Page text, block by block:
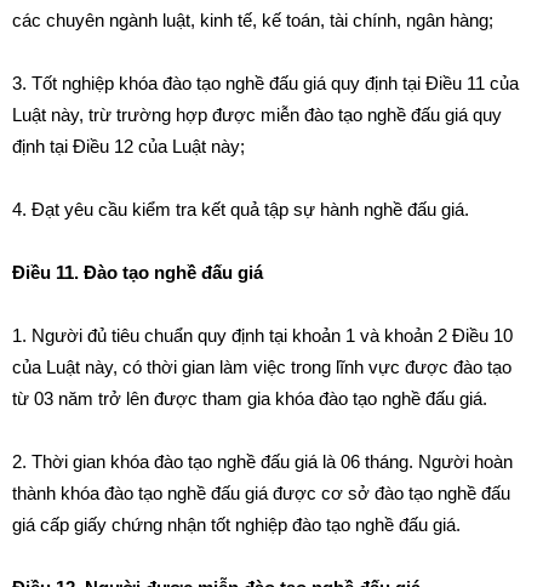
các chuyên ngành luật, kinh tế, kế toán, tài chính, ngân hàng;
3. Tốt nghiệp khóa đào tạo nghề đấu giá quy định tại Điều 11 của
Luật này, trừ trường hợp được miễn đào tạo nghề đấu giá quy
định tại Điều 12 của Luật này;
4. Đạt yêu cầu kiểm tra kết quả tập sự hành nghề đấu giá.
Điều 11. Đào tạo nghề đấu giá
1. Người đủ tiêu chuẩn quy định tại khoản 1 và khoản 2 Điều 10
của Luật này, có thời gian làm việc trong lĩnh vực được đào tạo
từ 03 năm trở lên được tham gia khóa đào tạo nghề đấu giá.
2. Thời gian khóa đào tạo nghề đấu giá là 06 tháng. Người hoàn
thành khóa đào tạo nghề đấu giá được cơ sở đào tạo nghề đấu
giá cấp giấy chứng nhận tốt nghiệp đào tạo nghề đấu giá.